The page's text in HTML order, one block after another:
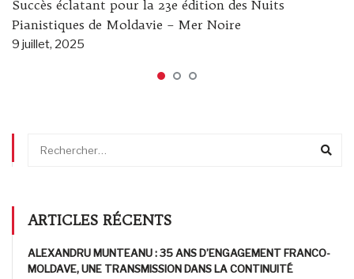
Succès éclatant pour la 23e édition des Nuits
Pianistiques de Moldavie – Mer Noire
9 juillet, 2025
ARTICLES RÉCENTS
ALEXANDRU MUNTEANU : 35 ANS D’ENGAGEMENT FRANCO-
MOLDAVE, UNE TRANSMISSION DANS LA CONTINUITÉ